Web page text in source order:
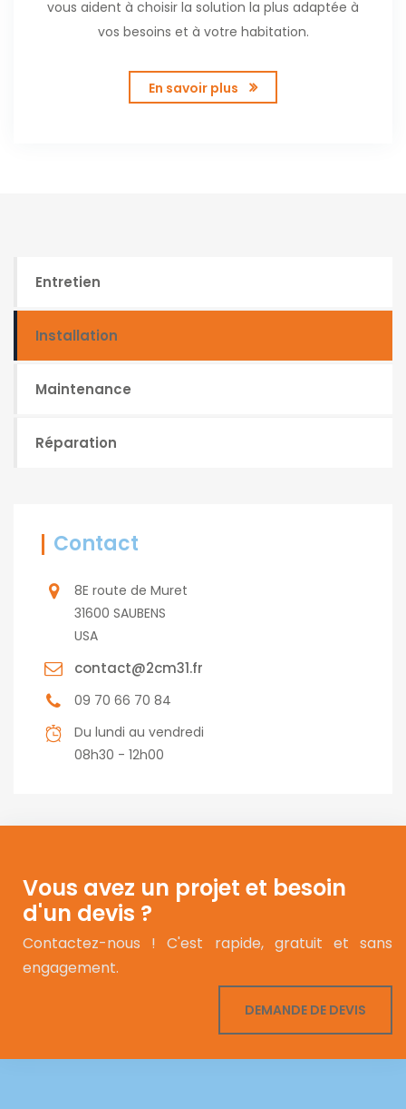
vous aident à choisir la solution la plus adaptée à
vos besoins et à votre habitation.
En savoir plus
Entretien
Installation
Maintenance
Réparation
Contact
8E route de Muret
31600 SAUBENS
USA
contact@2cm31.fr
09 70 66 70 84
Du lundi au vendredi
08h30 - 12h00
Vous avez un projet et besoin
d'un devis ?
Contactez-nous ! C'est rapide, gratuit et sans
engagement.
DEMANDE DE DEVIS